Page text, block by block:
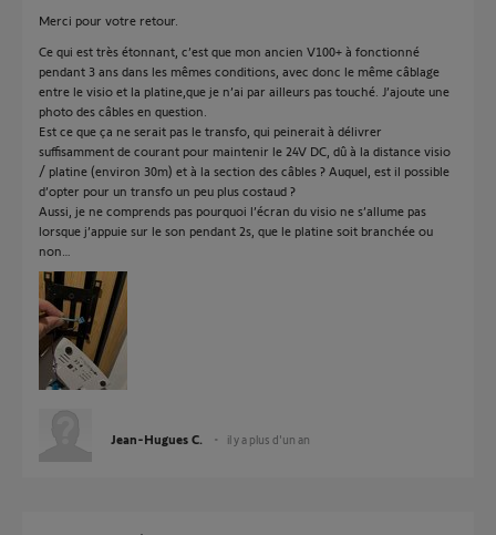
Merci pour votre retour.
Ce qui est très étonnant, c’est que mon ancien V100+ à fonctionné
pendant 3 ans dans les mêmes conditions, avec donc le même câblage
entre le visio et la platine,que je n’ai par ailleurs pas touché. J’ajoute une
photo des câbles en question.
Est ce que ça ne serait pas le transfo, qui peinerait à délivrer
suffisamment de courant pour maintenir le 24V DC, dû à la distance visio
/ platine (environ 30m) et à la section des câbles ? Auquel, est il possible
d’opter pour un transfo un peu plus costaud ?
Aussi, je ne comprends pas pourquoi l’écran du visio ne s’allume pas
lorsque j’appuie sur le son pendant 2s, que le platine soit branchée ou
non…
Jean-Hugues C. il y a plus d'un an